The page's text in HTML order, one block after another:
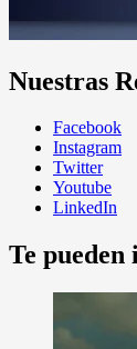
Nuestras
Facebook
Instagram
Twitter
Youtube
LinkedIn
Te pueden